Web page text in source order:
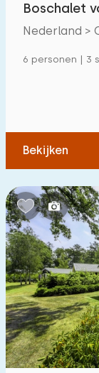
Vanaf Dalfsen
Tot bos(max.
Tot water(max.
1 2
Tot openbaar
0,2 0,5
Boschalet
Nederland >
6 personen | 3
Bekijken